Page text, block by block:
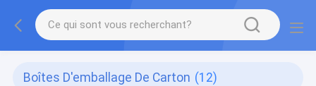
Boîtes D'emballage De Carton (12)